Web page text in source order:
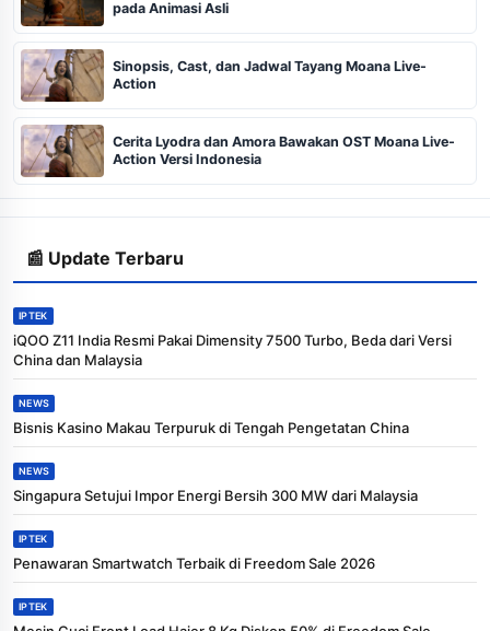
pada Animasi Asli
Sinopsis, Cast, dan Jadwal Tayang Moana Live-
Action
Cerita Lyodra dan Amora Bawakan OST Moana Live-
Action Versi Indonesia
📰 Update Terbaru
IPTEK
iQOO Z11 India Resmi Pakai Dimensity 7500 Turbo, Beda dari Versi
China dan Malaysia
NEWS
Bisnis Kasino Makau Terpuruk di Tengah Pengetatan China
NEWS
Singapura Setujui Impor Energi Bersih 300 MW dari Malaysia
IPTEK
Penawaran Smartwatch Terbaik di Freedom Sale 2026
IPTEK